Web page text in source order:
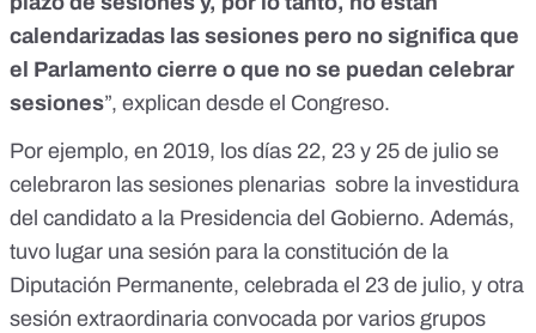
calendarizadas las sesiones pero no significa que
el Parlamento cierre o que no se puedan celebrar
sesiones”, explican desde el Congreso.
Por ejemplo, en 2019, los días 22, 23 y 25 de julio se
celebraron las sesiones plenarias sobre la investidura
del candidato a la Presidencia del Gobierno. Además,
tuvo lugar una sesión para la constitución de la
Diputación Permanente, celebrada el 23 de julio, y otra
sesión extraordinaria convocada por varios grupos